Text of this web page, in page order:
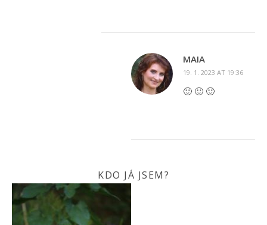
MAIA
19. 1. 2023 AT 19:36
🙂 🙂 🙂
KDO JÁ JSEM?